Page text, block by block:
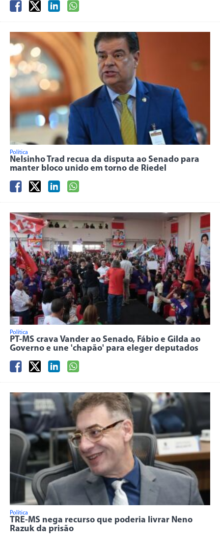
Política
Nelsinho Trad recua da disputa ao Senado para
manter bloco unido em torno de Riedel
Política
PT-MS crava Vander ao Senado, Fábio e Gilda ao
Governo e une 'chapão' para eleger deputados
Política
TRE-MS nega recurso que poderia livrar Neno
Razuk da prisão